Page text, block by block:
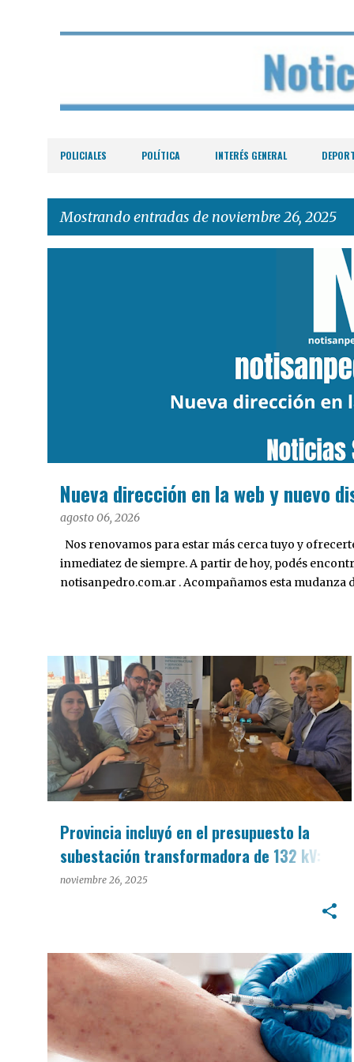
POLICIALES POLÍTICA INTERÉS GENERAL
Mostrando entradas de noviembre 26, 2025
Nueva dirección en la web y nuevo
agosto 06, 2026
Nos renovamos para estar más cerca tuyo y
inmediatez de siempre. A partir de hoy, podés
notisanpedro.com.ar . Acompañamos esta
Provincia incluyó en el presupuesto la
subestación transformadora de 132 kV:
15 mil millones para la primera etapa
noviembre 26, 2025
INTERÉS GENERAL
INTERÉS GENERAL